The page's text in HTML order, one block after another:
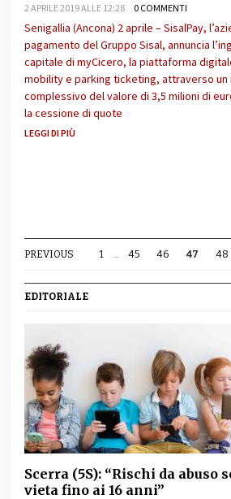
2 APRILE 2019 ALLE 12:28 0 COMMENTI
Senigallia (Ancona) 2 aprile – SisalPay,
pagamento del Gruppo Sisal, annuncia
capitale di myCicero, la piattaforma
mobility e parking ticketing, attraverso
complessivo del valore di 3,5 milioni di
la cessione di quote
LEGGI DI PIÙ
PREVIOUS 1 … 45 46 47 48
EDITORIALE
Scerra (5S): “Rischi da abuso
vieta fino ai 16 anni”